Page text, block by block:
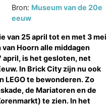
Bron: Museum van de 20e
eeuw
van 25 april tot en met 3 mei
Hoorn alle middagen
april, is het gesloten, net
In Brick City zijn nu ook
LEGO te bewonderen. Zo
de Mariatoren en de
te zien. In het